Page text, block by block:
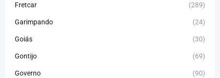
Fretcar (289)
Garimpando (24)
Goiás (30)
Gontijo (69)
Governo (90)